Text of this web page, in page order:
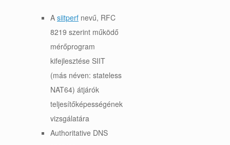
A siitperf nevű, RFC
8219 szerint működő
mérőprogram
kifejlesztése SIIT
(más néven: stateless
NAT64) átjárók
teljesítőképességének
vizsgálatára
Authoritative DNS